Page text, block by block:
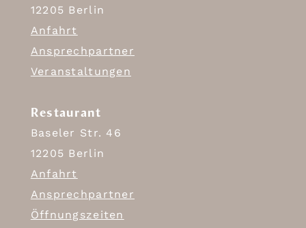
12205 Berlin
Anfahrt
Ansprechpartner
Veranstaltungen
Restaurant
Baseler Str. 46
12205 Berlin
Anfahrt
Ansprechpartner
Öffnungszeiten